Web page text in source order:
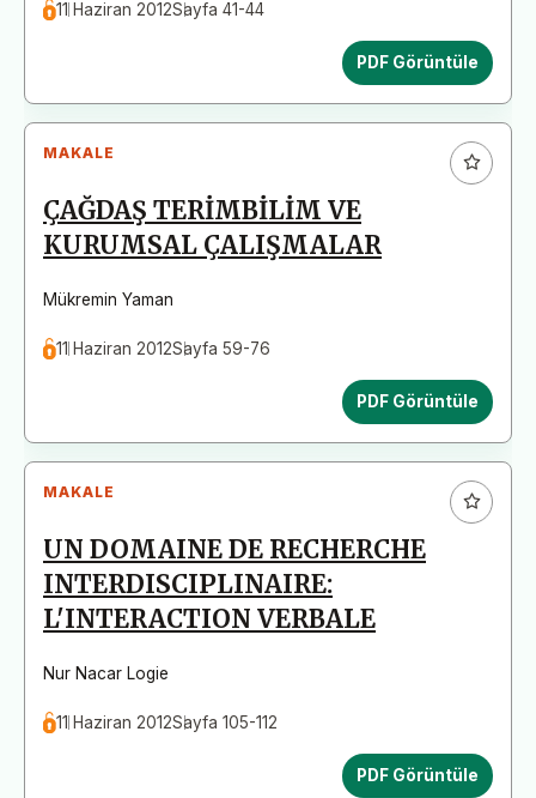
11 Haziran 2012Sayfa 41-44
PDF Görüntüle
MAKALE
ÇAĞDAŞ TERİMBİLİM VE
KURUMSAL ÇALIŞMALAR
Mükremin Yaman
11 Haziran 2012Sayfa 59-76
PDF Görüntüle
MAKALE
UN DOMAINE DE RECHERCHE
INTERDISCIPLINAIRE:
L'INTERACTION VERBALE
Nur Nacar Logie
11 Haziran 2012Sayfa 105-112
PDF Görüntüle